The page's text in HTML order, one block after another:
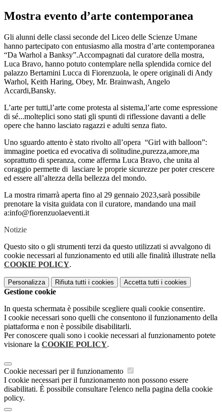
Mostra evento d’arte contemporanea
Gli alunni delle classi seconde del Liceo delle Scienze Umane
hanno partecipato con entusiasmo alla mostra d’arte contemporanea
“Da Warhol a Banksy”.Accompagnati dal curatore della mostra,
Luca Bravo, hanno potuto contemplare nella splendida cornice del
palazzo Bertamini Lucca di Fiorenzuola, le opere originali di Andy
Warhol, Keith Haring, Obey, Mr. Brainwash, Angelo
Accardi,Bansky.
L’arte per tutti,l’arte come protesta al sistema,l’arte come espressione
di sé...molteplici sono stati gli spunti di riflessione davanti a delle
opere che hanno lasciato ragazzi e adulti senza fiato.
Uno sguardo attento è stato rivolto all’opera “Girl with balloon”:
immagine poetica ed evocativa di solitudine,purezza,amore,ma
soprattutto di speranza, come afferma Luca Bravo, che unita al
coraggio permette di lasciare le proprie sicurezze per poter crescere
ed essere all’altezza della bellezza del mondo.
La mostra rimarrà aperta fino al 29 gennaio 2023,sarà possibile
prenotare la visita guidata con il curatore, mandando una mail
a:info@fiorenzuolaeventi.it
Notizie
Questo sito o gli strumenti terzi da questo utilizzati si avvalgono di
cookie necessari al funzionamento ed utili alle finalità illustrate nella
COOKIE POLICY.
Personalizza Rifiuta tutti i cookies Accetta tutti i cookies
Gestione cookie
In questa schermata è possibile scegliere quali cookie consentire.
I cookie necessari sono quelli che consentono il funzionamento della
piattaforma e non è possibile disabilitarli.
Per conoscere quali sono i cookie necessari al funzionamento potete
visionare la COOKIE POLICY.
Cookie necessari per il funzionamento
I cookie necessari per il funzionamento non possono essere
disabilitati. È possibile consultare l'elenco nella pagina della cookie
policy.